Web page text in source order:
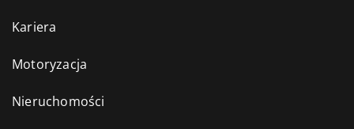
Kariera
Motoryzacja
Nieruchomości